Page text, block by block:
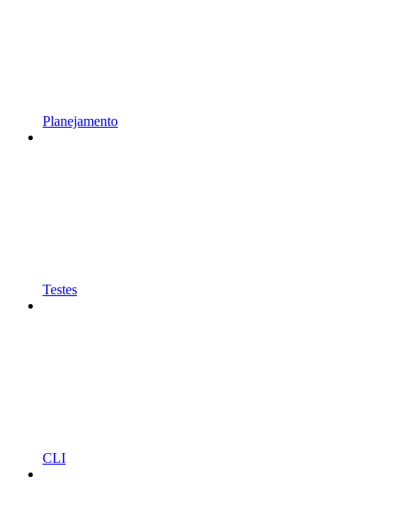
Planejamento
Testes
CLI